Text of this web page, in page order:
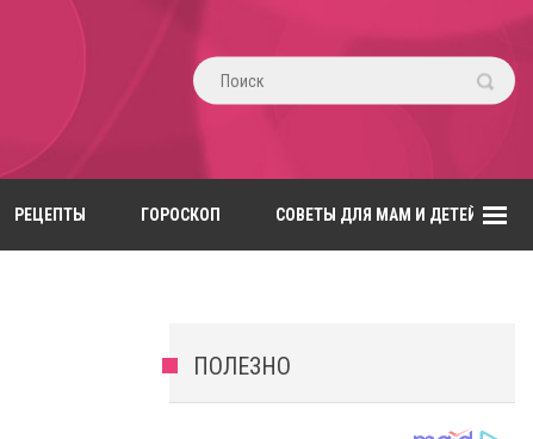
РЕЦЕПТЫ ГОРОСКОП СОВЕТЫ ДЛЯ МАМ И ДЕТЕЙ
ПОЛЕЗНО